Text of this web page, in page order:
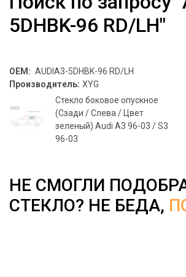
5DHBK-96 RD/LH"
OEM: AUDIA3-5DHBK-96 RD/LH
Производитель: XYG
Стекло боковое опускное
(Сзади / Слева / Цвет
зеленый) Audi A3 96-03 / S3
96-03
НЕ СМОГЛИ
СТЕКЛО? НЕ БЕДА,